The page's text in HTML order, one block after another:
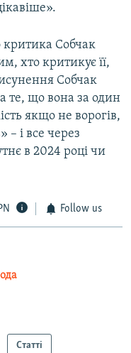
Собчак
хто критикує її,
Собчак
те, що вона за один
якщо не ворогів,
– і все через
в 2024 році чи
Follow us
Статті